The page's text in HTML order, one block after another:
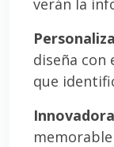
verán la
diseña con
que
Innovadora